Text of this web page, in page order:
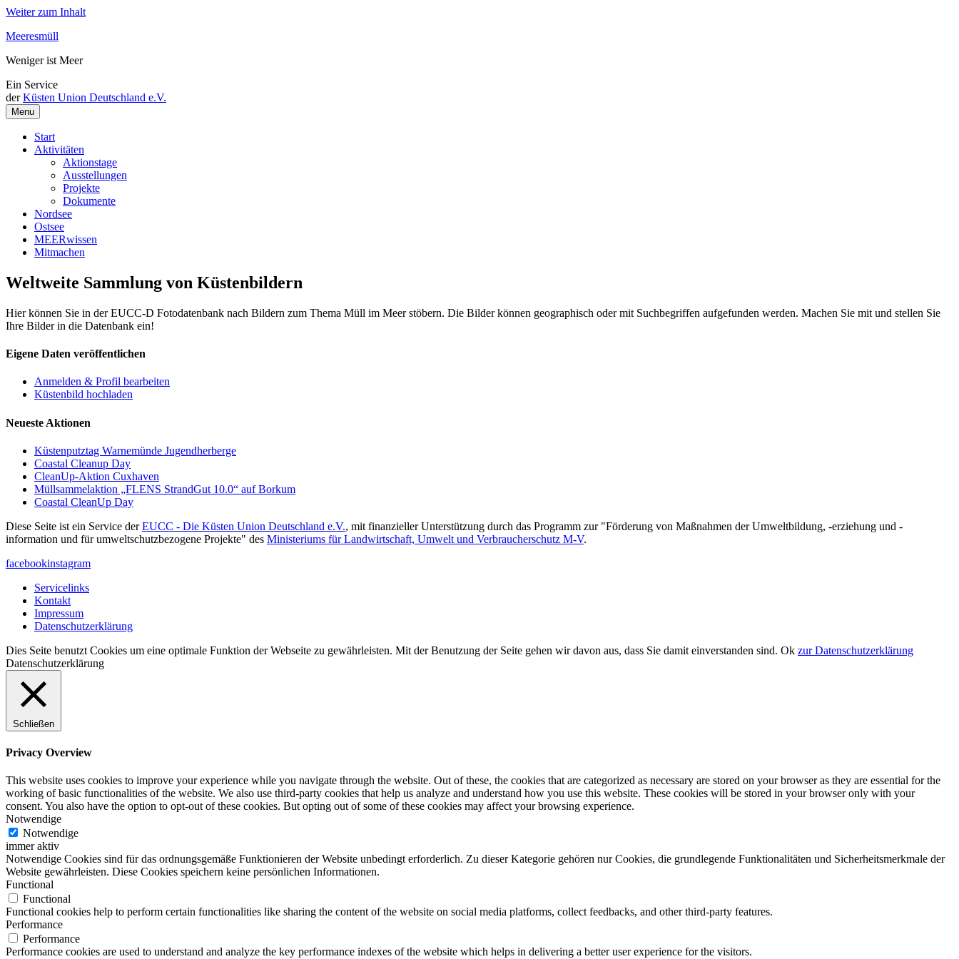
Weiter zum Inhalt
Meeresmüll
Weniger ist Meer
Ein Service
derKüsten Union Deutschland e.V.
Menu
Start
Aktivitäten
Aktionstage
Ausstellungen
Projekte
Dokumente
Nordsee
Ostsee
MEERwissen
Mitmachen
Weltweite Sammlung von Küstenbildern
Hier können Sie in der EUCC-D Fotodatenbank nach Bildern zum Thema Müll im Meer stöbern. Die Bilder können geographisch oder mit Suchbegriffen aufgefunden werden. Machen Sie mit und stellen Sie
Ihre Bilder in die Datenbank ein!
Eigene Daten veröffentlichen
Anmelden & Profil bearbeiten
Küstenbild hochladen
Neueste Aktionen
Küstenputztag Warnemünde Jugendherberge
Coastal Cleanup Day
CleanUp-Aktion Cuxhaven
Müllsammelaktion „FLENS StrandGut 10.0“ auf Borkum
Coastal CleanUp Day
Diese Seite ist ein Service derEUCC - Die Küsten Union Deutschland e.V., mit finanzieller Unterstützung durch das Programm zur "Förderung von Maßnahmen der Umweltbildung, -erziehung und -
information und für umweltschutzbezogene Projekte" des Ministeriums für Landwirtschaft, Umwelt und Verbraucherschutz M-V.
facebookinstagram
Servicelinks
Kontakt
Impressum
Datenschutzerklärung
Dies Seite benutzt Cookies um eine optimale Funktion der Webseite zu gewährleisten. Mit der Benutzung der Seite gehen wir davon aus, dass Sie damit einverstanden sind. Ok zur Datenschutzerklärung
Datenschutzerklärung
Schließen
Privacy Overview
This website uses cookies to improve your experience while you navigate through the website. Out of these, the cookies that are categorized as necessary are stored on your browser as they are essential for the
working of basic functionalities of the website. We also use third-party cookies that help us analyze and understand how you use this website. These cookies will be stored in your browser only with your
consent. You also have the option to opt-out of these cookies. But opting out of some of these cookies may affect your browsing experience.
Notwendige
Notwendige
immer aktiv
Notwendige Cookies sind für das ordnungsgemäße Funktionieren der Website unbedingt erforderlich. Zu dieser Kategorie gehören nur Cookies, die grundlegende Funktionalitäten und Sicherheitsmerkmale der
Website gewährleisten. Diese Cookies speichern keine persönlichen Informationen.
Functional
Functional
Functional cookies help to perform certain functionalities like sharing the content of the website on social media platforms, collect feedbacks, and other third-party features.
Performance
Performance
Performance cookies are used to understand and analyze the key performance indexes of the website which helps in delivering a better user experience for the visitors.